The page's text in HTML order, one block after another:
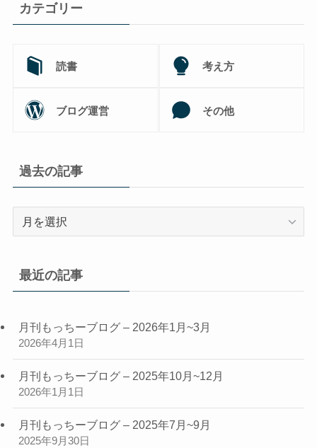
カテゴリー
読書 考え方
ブログ運営 その他
過去の記事
記
最近の記事
月刊もっちーブログ – 2026年1月~3月
2026年4月1日
月刊もっちーブログ – 2025年10月~12月
2026年1月1日
月刊もっちーブログ – 2025年7月~9月
2025年9月30日